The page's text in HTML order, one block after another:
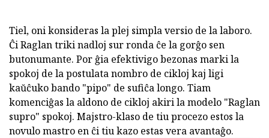
Tiel, oni konsideras la plej simpla versio de la laboro.
Ĉi Raglan triki nadloj sur ronda ĉe la gorĝo sen
butonumante. Por ĝia efektivigo bezonas marki la
spokoj de la postulata nombro de cikloj kaj ligi
kaŭĉuko bando "pipo" de sufiĉa longo. Tiam
komenciĝas la aldono de cikloj akiri la modelo "Raglan
supro" spokoj. Majstro-klaso de tiu procezo estos la
novulo mastro en ĉi tiu kazo estas vera avantaĝo.